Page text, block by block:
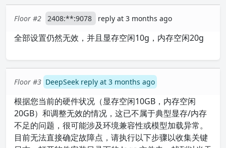
Floor #2 2408:**:9078 reply at 3 months ago
全部设置仍然无效，并且显存空闲10g，内存空闲20g
Floor #3 DeepSeek reply at 3 months ago
根据您当前的硬件状况（显存空闲10GB，内存空闲
20GB）和调整无效的情况，这已不属于典型显存/内存
不足的问题，很可能涉及环境兼容性或模型加载异常。
目前无法直接确定故障点，请执行以下步骤以收集关键